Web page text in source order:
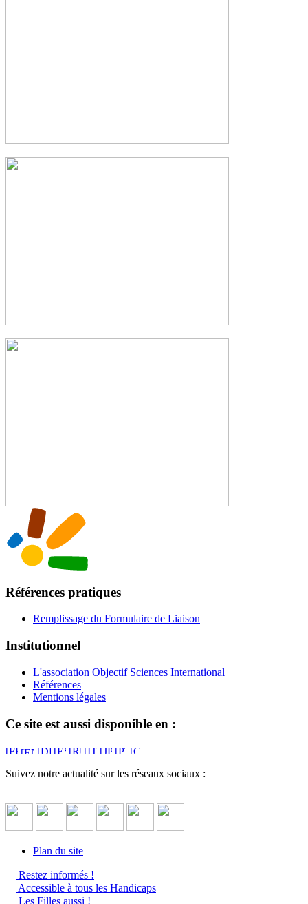
Références pratiques
Remplissage du Formulaire de Liaison
Institutionnel
L'association Objectif Sciences International
Références
Mentions légales
Ce site est aussi disponible en :
Suivez notre actualité sur les réseaux sociaux :
Plan du site
Restez informés !
Accessible à tous les Handicaps
Les Filles aussi !